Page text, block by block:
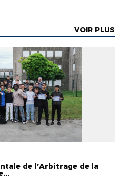
VOIR PLUS
de l’Arbitrage de la